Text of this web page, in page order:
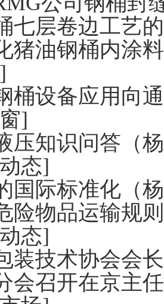
七层卷边工艺
猪油钢桶内涂
桶设备应用向
]
压知识问答（
态]
国际标准化（
险物品运输规
态]
装技术协会会
会召开在京主